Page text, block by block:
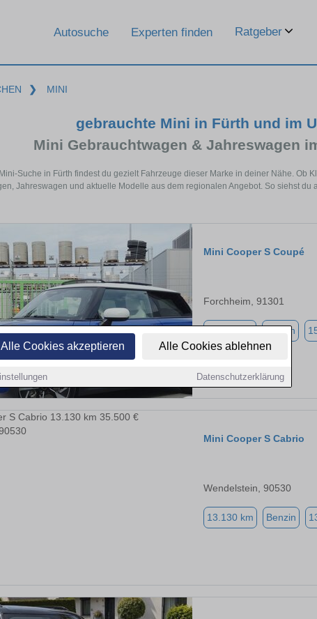
Alle Cookies akzeptieren Alle Cookies ablehnen
Datenschutzerklärung
Autosuche Experten finden Ratgeber
❯ MINI
gebrauchte Mini in Fürth und im
Mini Gebrauchtwagen & Jahreswagen
Suche in Fürth findest du gezielt Fahrzeuge dieser Marke in deiner Nähe. Ob
Jahreswagen und aktuelle Modelle aus dem regionalen Angebot. So siehst
Mini Cooper S Coupé
Forchheim, 91301
Benzin
Mini Cooper S Cabrio
Wendelstein, 90530
13.130 km Benzin